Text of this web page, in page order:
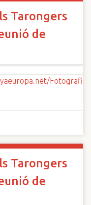
Tarongers
de
Tarongers
de